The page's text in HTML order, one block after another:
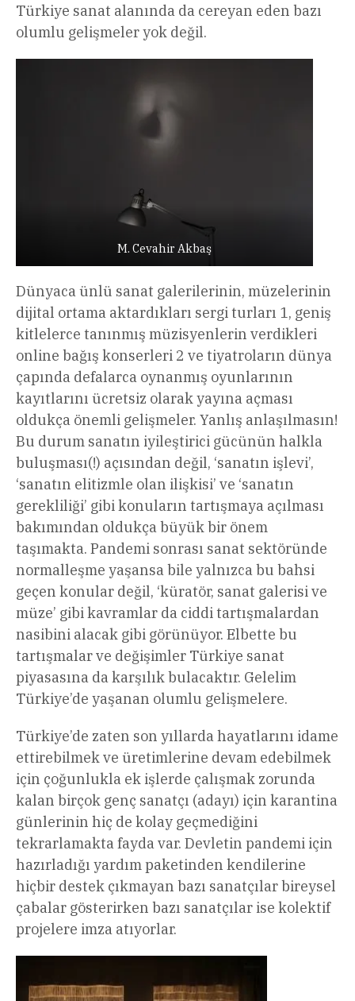
Türkiye sanat alanında da cereyan eden bazı
olumlu gelişmeler yok değil.
M. Cevahir Akbaş
Dünyaca ünlü sanat galerilerinin, müzelerinin
dijital ortama aktardıkları sergi turları 1, geniş
kitlelerce tanınmış müzisyenlerin verdikleri
online bağış konserleri 2 ve tiyatroların dünya
çapında defalarca oynanmış oyunlarının
kayıtlarını ücretsiz olarak yayına açması
oldukça önemli gelişmeler. Yanlış anlaşılmasın!
Bu durum sanatın iyileştirici gücünün halkla
buluşması(!) açısından değil, ‘sanatın işlevi’,
‘sanatın elitizmle olan ilişkisi’ ve ‘sanatın
gerekliliği’ gibi konuların tartışmaya açılması
bakımından oldukça büyük bir önem
taşımakta. Pandemi sonrası sanat sektöründe
normalleşme yaşansa bile yalnızca bu bahsi
geçen konular değil, ‘küratör, sanat galerisi ve
müze’ gibi kavramlar da ciddi tartışmalardan
nasibini alacak gibi görünüyor. Elbette bu
tartışmalar ve değişimler Türkiye sanat
piyasasına da karşılık bulacaktır. Gelelim
Türkiye’de yaşanan olumlu gelişmelere.
Türkiye’de zaten son yıllarda hayatlarını idame
ettirebilmek ve üretimlerine devam edebilmek
için çoğunlukla ek işlerde çalışmak zorunda
kalan birçok genç sanatçı (adayı) için karantina
günlerinin hiç de kolay geçmediğini
tekrarlamakta fayda var. Devletin pandemi için
hazırladığı yardım paketinden kendilerine
hiçbir destek çıkmayan bazı sanatçılar bireysel
çabalar gösterirken bazı sanatçılar ise kolektif
projelere imza atıyorlar.